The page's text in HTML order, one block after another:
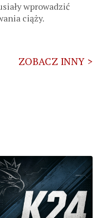
wprowadzić
ciąży.
ZOBACZ INNY >